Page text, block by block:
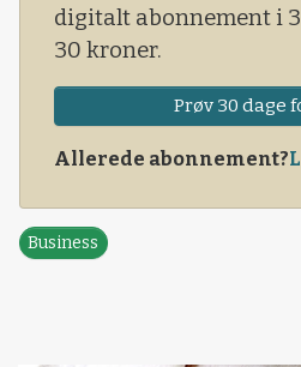
digitalt abonnement i
30 kroner.
Prøv 30 dage
Allerede abonnement?
Business